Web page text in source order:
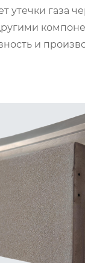
утечки газа
и